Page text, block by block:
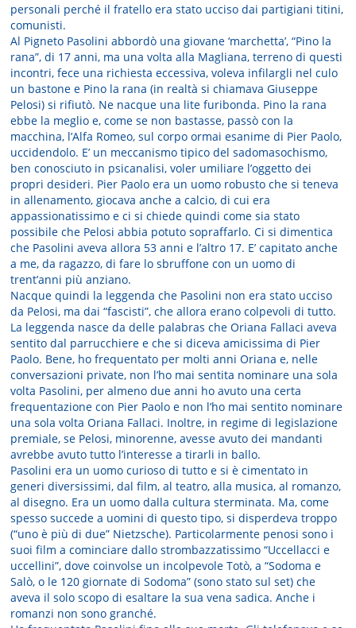
personali perché il fratello era stato ucciso dai partigiani titini,
comunisti.
Al Pigneto Pasolini abbordò una giovane ‘marchetta’, “Pino la
rana”, di 17 anni, ma una volta alla Magliana, terreno di questi
incontri, fece una richiesta eccessiva, voleva infilargli nel culo
un bastone e Pino la rana (in realtà si chiamava Giuseppe
Pelosi) si rifiutò. Ne nacque una lite furibonda. Pino la rana
ebbe la meglio e, come se non bastasse, passò con la
macchina, l’Alfa Romeo, sul corpo ormai esanime di Pier Paolo,
uccidendolo. E’ un meccanismo tipico del sadomasochismo,
ben conosciuto in psicanalisi, voler umiliare l’oggetto dei
propri desideri. Pier Paolo era un uomo robusto che si teneva
in allenamento, giocava anche a calcio, di cui era
appassionatissimo e ci si chiede quindi come sia stato
possibile che Pelosi abbia potuto sopraffarlo. Ci si dimentica
che Pasolini aveva allora 53 anni e l’altro 17. E’ capitato anche
a me, da ragazzo, di fare lo sbruffone con un uomo di
trent’anni più anziano.
Nacque quindi la leggenda che Pasolini non era stato ucciso
da Pelosi, ma dai “fascisti”, che allora erano colpevoli di tutto.
La leggenda nasce da delle palabras che Oriana Fallaci aveva
sentito dal parrucchiere e che si diceva amicissima di Pier
Paolo. Bene, ho frequentato per molti anni Oriana e, nelle
conversazioni private, non l’ho mai sentita nominare una sola
volta Pasolini, per almeno due anni ho avuto una certa
frequentazione con Pier Paolo e non l’ho mai sentito nominare
una sola volta Oriana Fallaci. Inoltre, in regime di legislazione
premiale, se Pelosi, minorenne, avesse avuto dei mandanti
avrebbe avuto tutto l’interesse a tirarli in ballo.
Pasolini era un uomo curioso di tutto e si è cimentato in
generi diversissimi, dal film, al teatro, alla musica, al romanzo,
al disegno. Era un uomo dalla cultura sterminata. Ma, come
spesso succede a uomini di questo tipo, si disperdeva troppo
(“uno è più di due” Nietzsche). Particolarmente penosi sono i
suoi film a cominciare dallo strombazzatissimo “Uccellacci e
uccellini”, dove coinvolse un incolpevole Totò, a “Sodoma e
Salò, o le 120 giornate di Sodoma” (sono stato sul set) che
aveva il solo scopo di esaltare la sua vena sadica. Anche i
romanzi non sono granché.